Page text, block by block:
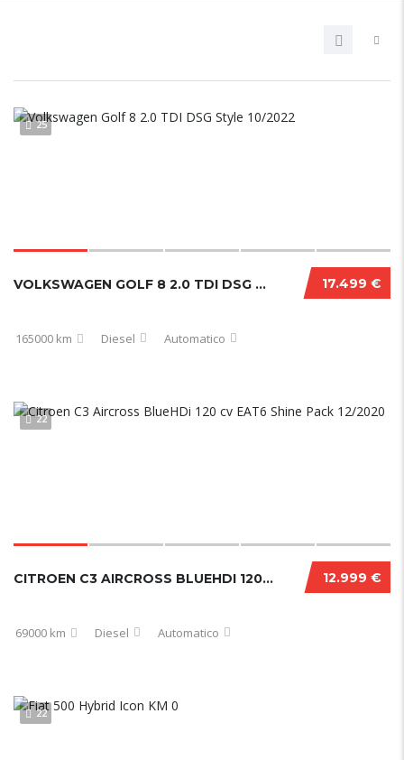
25
17.499 €
VOLKSWAGEN GOLF 8 2.0 TDI DSG STYLE 10/2022
165000 km Diesel Automatico
22
12.999 €
CITROEN C3 AIRCROSS BLUEHDI 120 CV EAT6 SHINE PACK 12/2020
69000 km Diesel Automatico
22